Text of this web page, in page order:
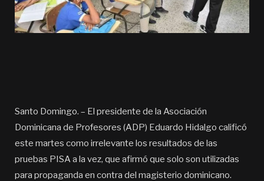
Santo Domingo. – El presidente de la Asociación
Dominicana de Profesores (ADP) Eduardo Hidalgo calificó
este martes como irrelevante los resultados de las
pruebas PISA a la vez, que afirmó que solo son utilizadas
para propaganda en contra del magisterio dominicano.